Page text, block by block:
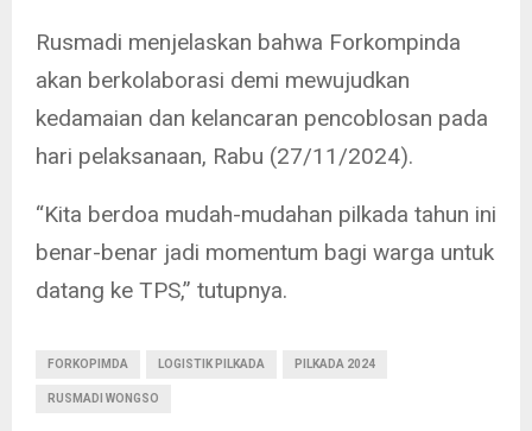
Rusmadi menjelaskan bahwa Forkompinda
akan berkolaborasi demi mewujudkan
kedamaian dan kelancaran pencoblosan pada
hari pelaksanaan, Rabu (27/11/2024).
“Kita berdoa mudah-mudahan pilkada tahun ini
benar-benar jadi momentum bagi warga untuk
datang ke TPS,” tutupnya.
FORKOPIMDA LOGISTIK PILKADA PILKADA 2024
RUSMADI WONGSO